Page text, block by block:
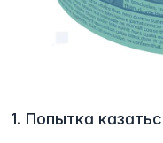
1. Попытка